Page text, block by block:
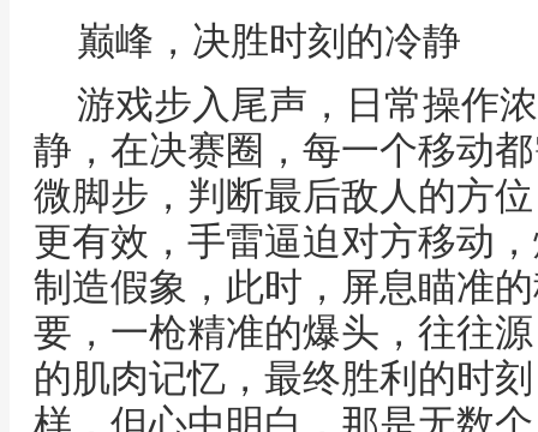
巅峰，决胜时刻的冷静
游戏步入尾声，日常操作
静，在决赛圈，每一个移动
微脚步，判断最后敌人的方
更有效，手雷逼迫对方移动
制造假象，此时，屏息瞄准
要，一枪精准的爆头，往往
的肌肉记忆，最终胜利的时